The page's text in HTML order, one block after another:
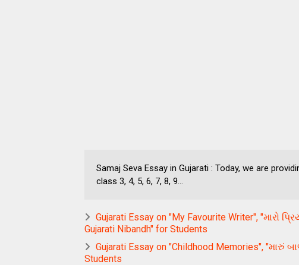
Samaj Seva Essay in Gujarati : Today, we are
class 3, 4, 5, 6, 7, 8, 9...
Gujarati Essay on "My Favourite Writer", "મારો
Gujarati Nibandh" for Students
Gujarati Essay on "Childhood Memories", "મારું
Students